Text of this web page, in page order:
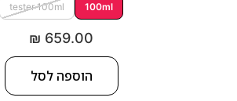
100ml
tester 100ml
₪ 659.00
הוספה לסל